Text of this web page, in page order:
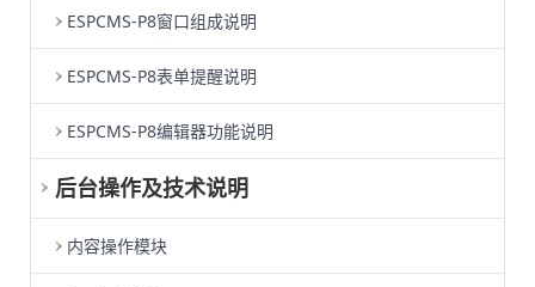
ESPCMS-P8窗口组成说明
ESPCMS-P8表单提醒说明
ESPCMS-P8编辑器功能说明
后台操作及技术说明
内容操作模块